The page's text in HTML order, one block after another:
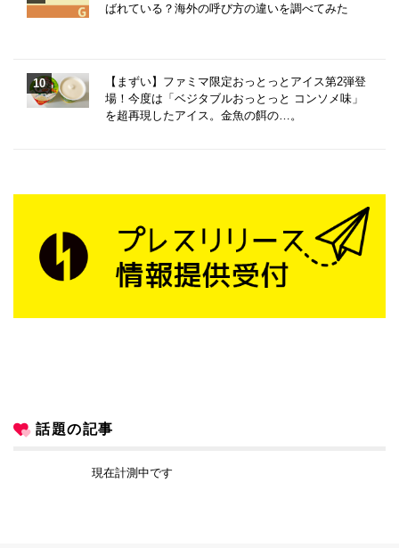
ばれている？海外の呼び方の違いを調べてみた
【まずい】ファミマ限定おっとっとアイス第2弾登
場！今度は「ベジタブルおっとっと コンソメ味」
を超再現したアイス。金魚の餌の…。
話題の記事
現在計測中です